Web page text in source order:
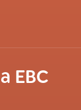
EBC